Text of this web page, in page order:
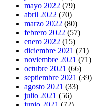
mayo 2022 (79)
abril 2022 (70)
marzo 2022 (80)
febrero 2022 (57)
enero 2022 (15)
diciembre 2021 (71)
noviembre 2021 (71)
octubre 2021 (66)
septiembre 2021 (39)
agosto 2021 (33)
julio 2021 (56)